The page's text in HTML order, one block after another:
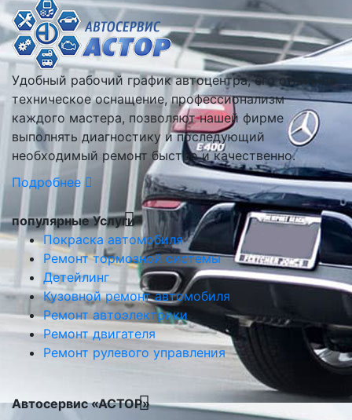
Удобный рабочий график автоцентра, его отличное
техническое оснащение, профессионализм
каждого мастера, позволяют нашей фирме
выполнять диагностику и последующий
необходимый ремонт быстро и качественно.
Подробнее
популярные Услуги
Покраска автомобиля
Ремонт тормозной системы
Детейлинг
Кузовной ремонт автомобиля
Ремонт автоэлектрики
Ремонт двигателя
Ремонт рулевого управления
Автосервис «АСТОР»